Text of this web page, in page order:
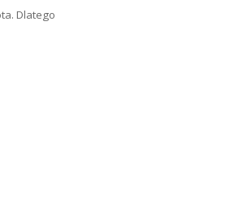
Dlatego